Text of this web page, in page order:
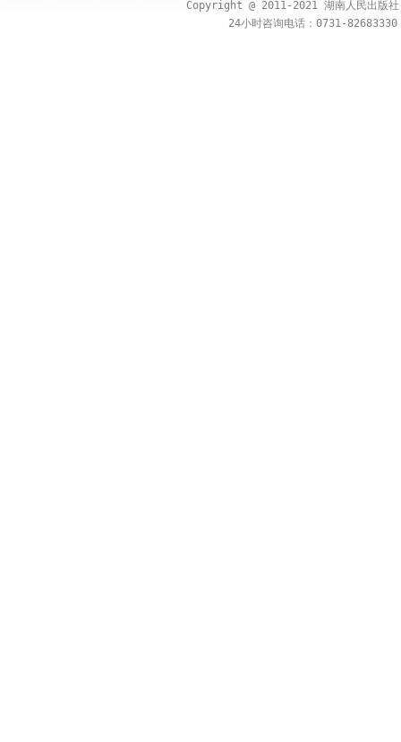
Copyright @ 2011-2021 湖南人民出版
24小时咨询电话：0731-